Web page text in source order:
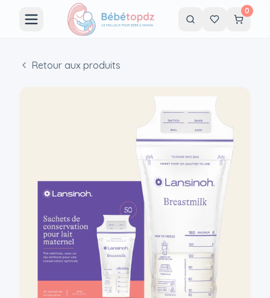
0
Retour aux produits